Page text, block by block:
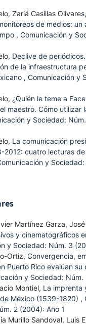
Zariá Casillas Olivares,
de medios: un
, Comunicación y
Declive de
de la infraestructura
, Comunicación y
¿Quién le teme a
maestro. Cómo utilizar
y Sociedad:
La comunicación
2012: cuatro lecturas
y
Martínez Garza,
y cinematográficos
y Sociedad: Núm. 3
Ortiz, Convergencia,
Puerto Rico evalúan su
y Sociedad: Núm.
Montiel, La imprenta
México (1539-1820) ,
2 (2004): Año 1
Murillo Sandoval, Luis